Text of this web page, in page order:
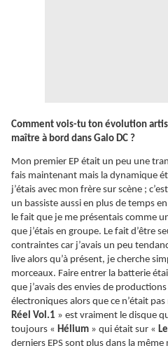
Comment vois-tu ton évolution
maître à bord dans Galo DC ?
Mon premier EP était un peu une
fais maintenant mais la dynamique
j’étais avec mon frère sur scène ;
un bassiste aussi en plus de temps
le fait que je me présentais comme
que j’étais en groupe. Le fait d’être
contraintes car j’avais un peu
live alors qu’à présent, je cherche
morceaux. Faire entrer la batterie
que j’avais des envies de
électroniques alors que ce n’était
Réel Vol.1 » est vraiment le disque
toujours « Hélium » qui était sur «
derniers EPS sont plus dans la même